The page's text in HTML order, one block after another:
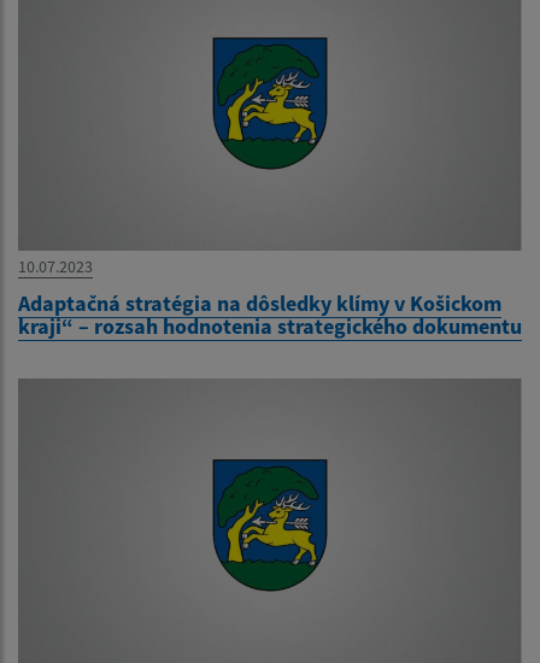
10.07.2023
Adaptačná stratégia na dôsledky klímy v Košickom
kraji“ – rozsah hodnotenia strategického dokumentu